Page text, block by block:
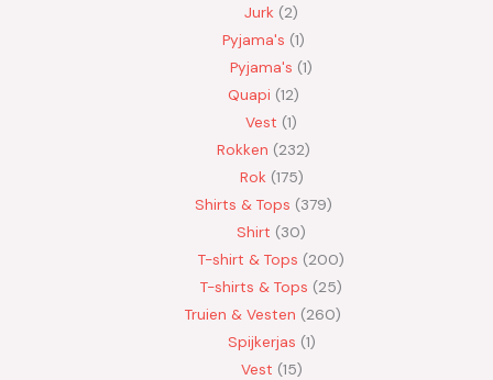
Jurk
2
Pyjama's 1
Pyjama's 1
Quapi 12
Vest 1
Rokken 232
Rok 175
Shirts & Tops 379
Shirt
30
T-shirt & Tops
200
T-shirts & Tops
25
Truien & Vesten
260
Spijkerjas 1
Vest 15